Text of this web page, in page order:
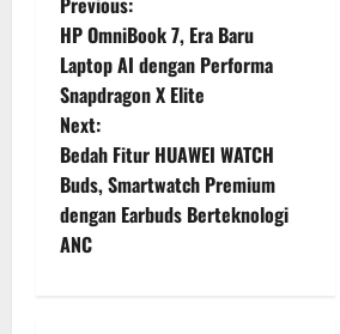
P
o
s
t
n
a
HP OmniBook 7, Era Baru
Laptop AI dengan Performa
Snapdragon X Elite
Next:
Bedah Fitur HUAWEI WATCH
Buds, Smartwatch Premium
dengan Earbuds Berteknologi
ANC